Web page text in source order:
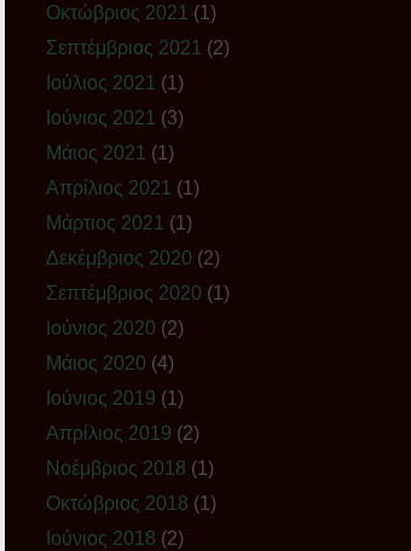
Οκτώβριος 2021 (1)
Σεπτέμβριος 2021 (2)
Ιούλιος 2021 (1)
Ιούνιος 2021 (3)
Μάιος 2021 (1)
Απρίλιος 2021 (1)
Μάρτιος 2021 (1)
Δεκέμβριος 2020 (2)
Σεπτέμβριος 2020 (1)
Ιούνιος 2020 (2)
Μάιος 2020 (4)
Ιούνιος 2019 (1)
Απρίλιος 2019 (2)
Νοέμβριος 2018 (1)
Οκτώβριος 2018 (1)
Ιούνιος 2018 (2)